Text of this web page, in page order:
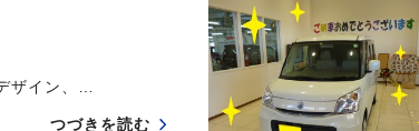
ザイン、…
つづきを読む